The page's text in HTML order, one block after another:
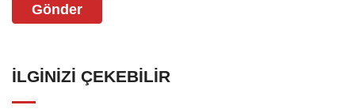
Gönder
İLGINIZI ÇEKEBILIR